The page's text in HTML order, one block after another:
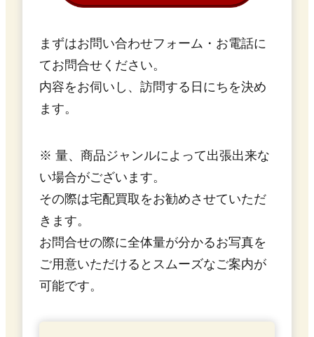
まずはお問い合わせフォーム・お電話に
てお問合せください。
内容をお伺いし、訪問する日にちを決め
ます。
※ 量、商品ジャンルによって出張出来な
い場合がございます。
その際は宅配買取をお勧めさせていただ
きます。
お問合せの際に全体量が分かるお写真を
ご用意いただけるとスムーズなご案内が
可能です。